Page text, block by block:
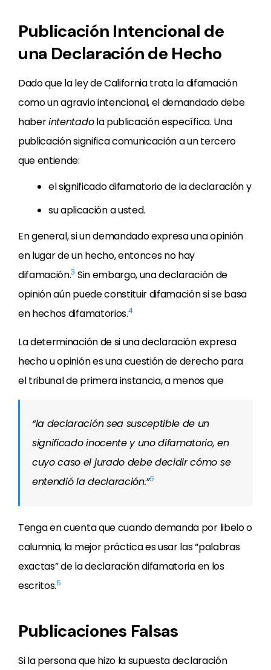
Publicación Intencional de
una Declaración de Hecho
Dado que la ley de California trata la difamación
como un agravio intencional, el demandado debe
haberintentadola publicación específica. Una
publicación significa comunicación a un tercero
que entiende:
el significado difamatorio de la declaración y
su aplicación a usted.
En general, si un demandado expresa una opinión
en lugar de un hecho, entonces no hay
difamación.3 Sin embargo, una declaración de
opinión aún puede constituir difamación si se basa
en hechos difamatorios.4
La determinación de si una declaración expresa
hecho u opinión es una cuestión de derecho para
el tribunal de primera instancia, a menos que
“la declaración sea susceptible de un
significado inocente y uno difamatorio, en
cuyo caso el jurado debe decidir cómo se
entendió la declaración.”5
Tenga en cuenta que cuando demanda por libelo o
calumnia, la mejor práctica es usar las “palabras
exactas” de la declaración difamatoria en los
escritos.6
Publicaciones Falsas
Si la persona que hizo la supuesta declaración